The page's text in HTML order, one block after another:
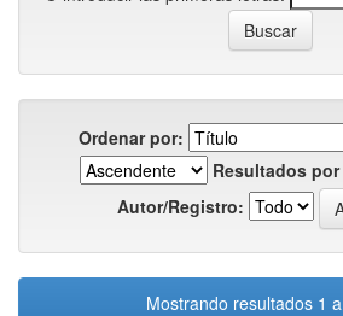
Ordenar por:
Resultados
Autor/Registro:
Mostrando resultados 1